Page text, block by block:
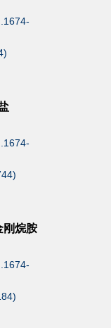
)
)
刚烷胺
)